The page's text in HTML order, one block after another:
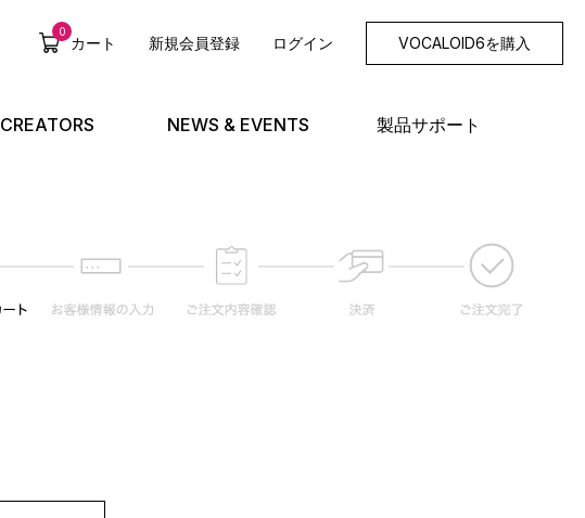
0
カート 新規会員登録 ログイン VOCALOID6を購入
CREATORS NEWS & EVENTS 製品サポート